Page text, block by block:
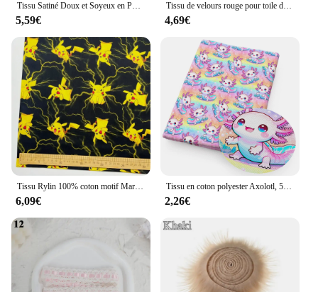
Tissu Satiné Doux et Soyeux en Polyester, Matériel de Couture pour Robe et Doublure, au Mètre, 3/5/10m
5,59€
Tissu de velours rouge pour toile de fond de robe formelle, décoration de fête de mariage, rideau de gril, drap fait à la main, matériel de bricolage
4,69€
Tissu Rylin 100% coton motif Mario Brothers Pokemon Pikachu, matériel de couture pour robe et vêtements d'enfants
6,09€
Tissu en coton polyester Axolotl, 50x14cm, série animale, pour tissu, couture, courtepointe, matériel de bricolage grossier fait à la main
2,26€